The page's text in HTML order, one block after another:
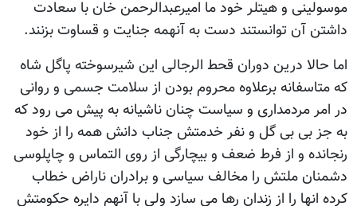
موسولینی و هیتلر خود ما امیرعبدالرحمن خان با سعادت
داشتن آن توانستند دست به آنهمه جنایت و قساوت بزنند.
اما حالا درین دوران قحط الرجالی این شیرسوخته پاگل شاه
که متاسفانه برعلاوه محروم بودن از سلامت جسمی و روانی
در امر مردمداری و سیاست چنان ناشیانه به پیش می رود که
به جز بی بی گل و نفر خدمتش جناب دانش همه را از خود
رنجانده و از فرط ضعف و بیچارگی از روی التماس و چاپلوسی
دشمنان ملتش را مخالف سیاسی و برادران ناراض خطاب
کرده انها را از زندان رها می سازد ولی با آنهم دایره حکومتش